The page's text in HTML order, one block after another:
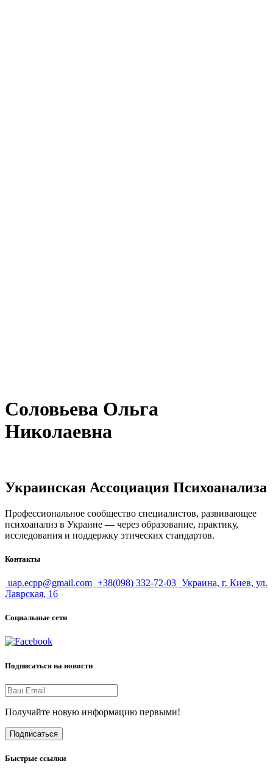
Соловьева Ольга
Николаевна
Украинская Ассоциация Психоанализа
Профессиональное сообщество специалистов, развивающее
психоанализ в Украине — через образование, практику,
исследования и поддержку этических стандартов.
Контакты
uap.ecpp@gmail.com +38(098) 332-72-03 Украина, г. Киев, ул.
Лаврская, 16
Социальные сети
Подписаться на новости
Получайте новую информацию первыми!
Подписаться
Быстрые ссылки